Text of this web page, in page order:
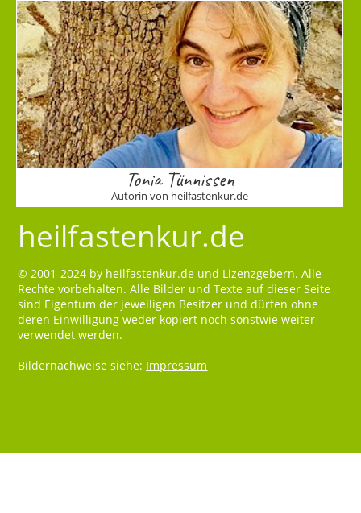
Tonia Tünnissen
Autorin von heilfastenkur.de
heilfastenkur.de
© 2001-2024 by heilfastenkur.de und Lizenzgebern. Alle
Rechte vorbehalten. Alle Bilder und Texte auf dieser Seite
sind Eigentum der jeweiligen Besitzer und dürfen ohne
deren Einwilligung weder kopiert noch sonstwie weiter
verwendet werden.
Bildernachweise siehe: Impressum